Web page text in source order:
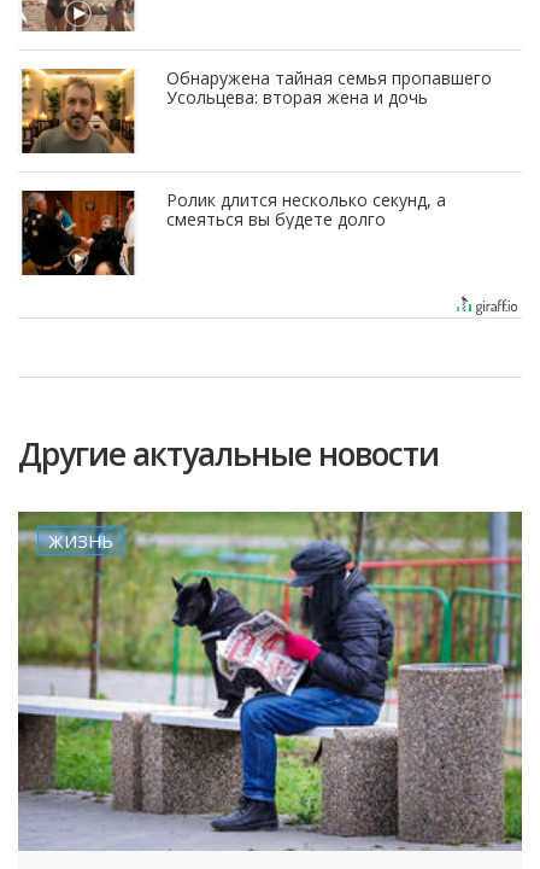
Обнаружена тайная семья пропавшего
Усольцева: вторая жена и дочь
Ролик длится несколько секунд, а
смеяться вы будете долго
Другие актуальные новости
ЖИЗНЬ